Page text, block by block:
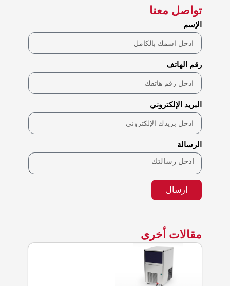
تواصل معنا
الإسم
رقم الهاتف
البريد الإلكتروني
الرسالة
ارسال
مقالات أخرى